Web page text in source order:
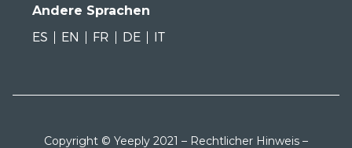
Andere Sprachen
ES
EN FR DE IT
Copyright © Yeeply 2021 – Rechtlicher Hinweis –